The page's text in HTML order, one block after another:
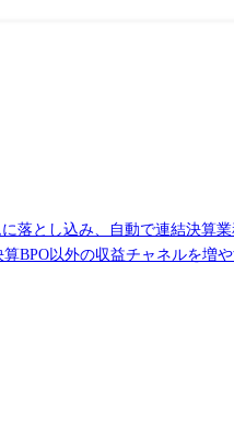
落とし込み、自動で連結決算
BPO以外の収益チャネルを増や
るBPOサービス事業の方々との
バックエンドエンジニアとなっ
※また、プロジェクト間の共通